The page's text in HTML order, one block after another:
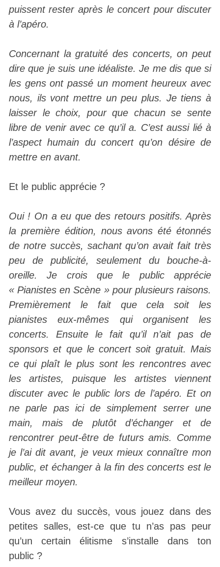
puissent rester après le concert pour discuter
à l’apéro.
Concernant la gratuité des concerts, on peut
dire que je suis une idéaliste. Je me dis que si
les gens ont passé un moment heureux avec
nous, ils vont mettre un peu plus. Je tiens à
laisser le choix, pour que chacun se sente
libre de venir avec ce qu’il a. C’est aussi lié à
l’aspect humain du concert qu’on désire de
mettre en avant.
Et le public apprécie ?
Oui ! On a eu que des retours positifs. Après
la première édition, nous avons été étonnés
de notre succès, sachant qu’on avait fait très
peu de publicité, seulement du bouche-à-
oreille. Je crois que le public apprécie
« Pianistes en Scène » pour plusieurs raisons.
Premièrement le fait que cela soit les
pianistes eux-mêmes qui organisent les
concerts. Ensuite le fait qu’il n’ait pas de
sponsors et que le concert soit gratuit. Mais
ce qui plaît le plus sont les rencontres avec
les artistes, puisque les artistes viennent
discuter avec le public lors de l’apéro. Et on
ne parle pas ici de simplement serrer une
main, mais de plutôt d’échanger et de
rencontrer peut-être de futurs amis. Comme
je l’ai dit avant, je veux mieux connaître mon
public, et échanger à la fin des concerts est le
meilleur moyen.
Vous avez du succès, vous jouez dans des
petites salles, est-ce que tu n’as pas peur
qu’un certain élitisme s’installe dans ton
public ?